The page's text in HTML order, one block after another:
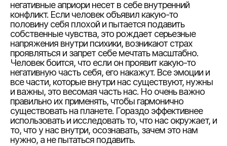
негативные априори несет в себе внутренний
конфликт. Если человек объявил какую-то
половину себя плохой и пытается подавить
собственные чувства, это рождает серьезные
напряжения внутри психики, возникают страх
проявляться и запрет себе мечтать масштабно.
Человек боится, что если он проявит какую-то
негативную часть себя, его накажут. Все эмоции и
все части, которые внутри нас существуют, нужны
и важны, это весомая часть нас. Но очень важно
правильно их применять, чтобы гармонично
существовать на планете. Гораздо эффективнее
использовать и исследовать то, что нас окружает, и
то, что у нас внутри, осознавать, зачем это нам
нужно, а не пытаться подавить.